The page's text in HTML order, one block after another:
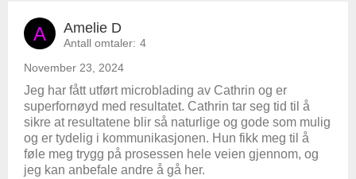
A Amelie D
Antall omtaler: 4
November 23, 2024
Jeg har fått utført microblading av Cathrin og er
superfornøyd med resultatet. Cathrin tar seg tid til å
sikre at resultatene blir så naturlige og gode som mulig
og er tydelig i kommunikasjonen. Hun fikk meg til å
føle meg trygg på prosessen hele veien gjennom, og
jeg kan anbefale andre å gå her.